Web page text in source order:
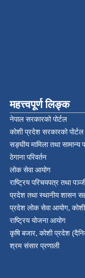
महत्त्वपूर्ण लिङ्क
नेपाल सरकारको पोर्टल
कोशी प्रदेश सरकारको पोर्टल
सङ्‍घीय मामिला तथा
ठेगाना परिवर्तन
लोक सेवा आयोग
राष्ट्रिय परिचयपत्र तथा
प्रदेश तथा स्थानीय शासन
प्रदेश लोक सेवा आयोग,
राष्ट्रिय योजना आयोग
कृषि बजार, कोशी प्रदेश
श्रम संसार प्रणाली